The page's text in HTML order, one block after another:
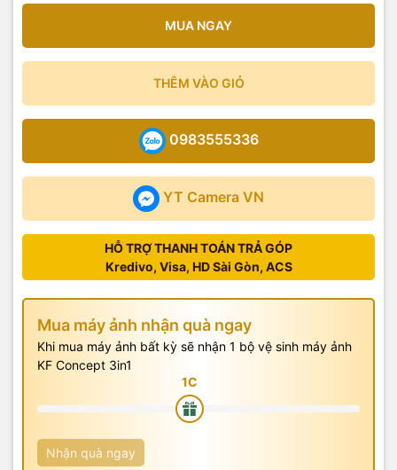
MUA NGAY
THÊM VÀO GIỎ
YT Camera VN
0983555336
HỖ TRỢ THANH TOÁN TRẢ GÓP
Kredivo, Visa, HD Sài Gòn, ACS
Mua máy ảnh nhận quà ngay
Khi mua máy ảnh bất kỳ sẽ nhận 1 bộ vệ sinh máy ảnh
KF Concept 3in1
Nhận quà ngay